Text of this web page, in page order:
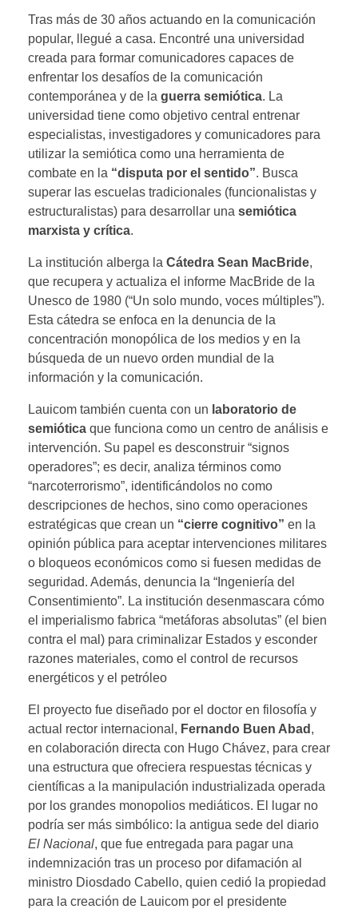
Tras más de 30 años actuando en la comunicación
popular, llegué a casa. Encontré una universidad
creada para formar comunicadores capaces de
enfrentar los desafíos de la comunicación
contemporánea y de la guerra semiótica. La
universidad tiene como objetivo central entrenar
especialistas, investigadores y comunicadores para
utilizar la semiótica como una herramienta de
combate en la “disputa por el sentido”. Busca
superar las escuelas tradicionales (funcionalistas y
estructuralistas) para desarrollar una semiótica
marxista y crítica.
La institución alberga la Cátedra Sean MacBride,
que recupera y actualiza el informe MacBride de la
Unesco de 1980 (“Un solo mundo, voces múltiples”).
Esta cátedra se enfoca en la denuncia de la
concentración monopólica de los medios y en la
búsqueda de un nuevo orden mundial de la
información y la comunicación.
Lauicom también cuenta con un laboratorio de
semiótica que funciona como un centro de análisis e
intervención. Su papel es desconstruir “signos
operadores”; es decir, analiza términos como
“narcoterrorismo”, identificándolos no como
descripciones de hechos, sino como operaciones
estratégicas que crean un “cierre cognitivo” en la
opinión pública para aceptar intervenciones militares
o bloqueos económicos como si fuesen medidas de
seguridad. Además, denuncia la “Ingeniería del
Consentimiento”. La institución desenmascara cómo
el imperialismo fabrica “metáforas absolutas” (el bien
contra el mal) para criminalizar Estados y esconder
razones materiales, como el control de recursos
energéticos y el petróleo
El proyecto fue diseñado por el doctor en filosofía y
actual rector internacional, Fernando Buen Abad ,
en colaboración directa con Hugo Chávez, para crear
una estructura que ofreciera respuestas técnicas y
científicas a la manipulación industrializada operada
por los grandes monopolios mediáticos. El lugar no
podría ser más simbólico: la antigua sede del diario
El Nacional, que fue entregada para pagar una
indemnización tras un proceso por difamación al
ministro Diosdado Cabello, quien cedió la propiedad
para la creación de Lauicom por el presidente